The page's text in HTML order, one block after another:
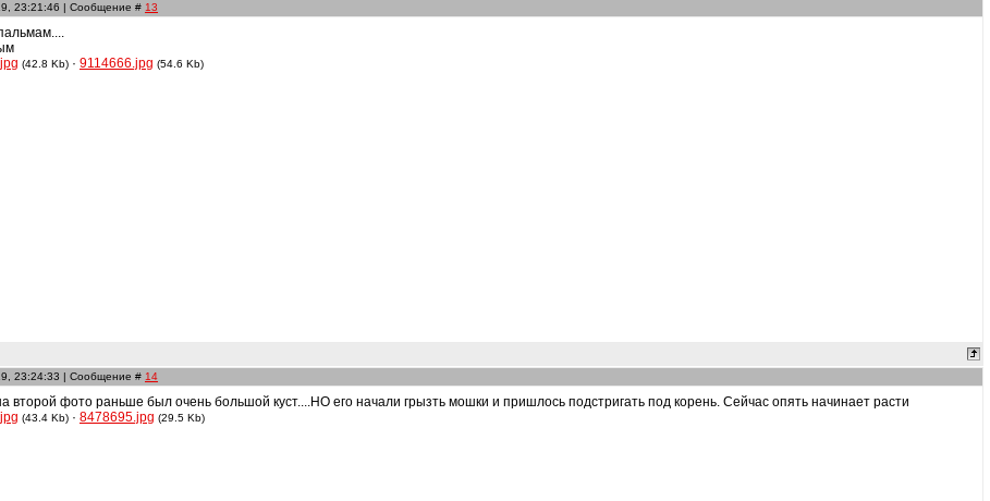
23:21:46 | Сообщение # 13
(42.8 Kb) · 9114666.jpg (54.6 Kb)
23:24:33 | Сообщение # 14
второй фото раньше был очень большой куст....НО его начали грызть мошки и пришлось подстригать под корень. Сейчас опять начинает расти
(43.4 Kb) · 8478695.jpg (29.5 Kb)